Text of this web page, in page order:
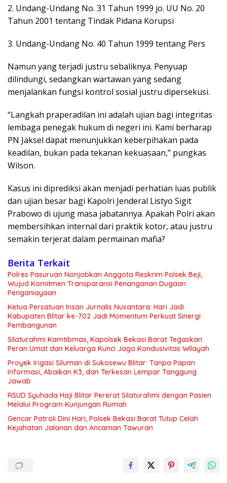
2. Undang-Undang No. 31 Tahun 1999 jo. UU No. 20
Tahun 2001 tentang Tindak Pidana Korupsi
3. Undang-Undang No. 40 Tahun 1999 tentang Pers
Namun yang terjadi justru sebaliknya. Penyuap
dilindungi, sedangkan wartawan yang sedang
menjalankan fungsi kontrol sosial justru dipersekusi.
“Langkah praperadilan ini adalah ujian bagi integritas
lembaga penegak hukum di negeri ini. Kami berharap
PN Jaksel dapat menunjukkan keberpihakan pada
keadilan, bukan pada tekanan kekuasaan,” pungkas
Wilson.
Kasus ini diprediksi akan menjadi perhatian luas publik
dan ujian besar bagi Kapolri Jenderal Listyo Sigit
Prabowo di ujung masa jabatannya. Apakah Polri akan
membersihkan internal dari praktik kotor, atau justru
semakin terjerat dalam permainan mafia?
Berita Terkait
Polres Pasuruan Nonjobkan Anggota Reskrim Polsek Beji,
Wujud Komitmen Transparansi Penanganan Dugaan
Penganiayaan
Ketua Persatuan Insan Jurnalis Nusantara: Hari Jadi
Kabupaten Blitar ke-702 Jadi Momentum Perkuat Sinergi
Pembangunan
Silaturahmi Kamtibmas, Kapolsek Bekasi Barat Tegaskan
Peran Umat dan Keluarga Kunci Jaga Kondusivitas Wilayah
Proyek Irigasi Siluman di Sukosewu Blitar: Tanpa Papan
Informasi, Abaikan K3, dan Terkesan Lempar Tanggung
Jawab
RSUD Syuhada Haji Blitar Pererat Silaturahmi dengan Pasien
Melalui Program Kunjungan Rumah
Gencar Patroli Dini Hari, Polsek Bekasi Barat Tutup Celah
Kejahatan Jalanan dan Ancaman Tawuran